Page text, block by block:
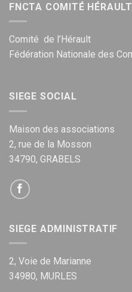
FNCTA COMITÉ HÉRAULT
Comité de l’Hérault
Fédération Nationale des
SIEGE SOCIAL
Maison des associations
2, rue de la Mosson
34790, GRABELS
SIEGE ADMINISTRATIF
2, Voie de Marianne
34980, MURLES